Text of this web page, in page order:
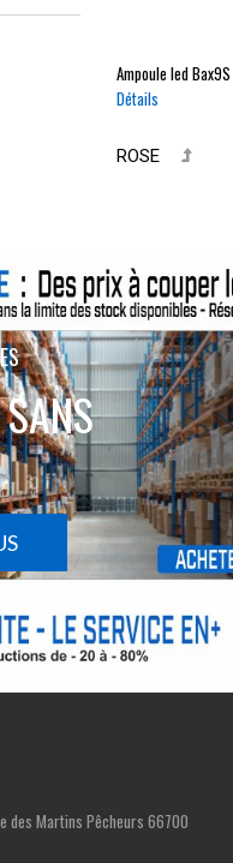
Ampoule ledBax9S
Détails
ROSE
des Martins Pêcheurs 66700